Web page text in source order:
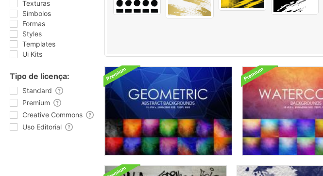
Texturas
Símbolos
Formas
Styles
Templates
Ui Kits
Tipo de licença:
Standard
Premium
Creative Commons
Uso Editorial